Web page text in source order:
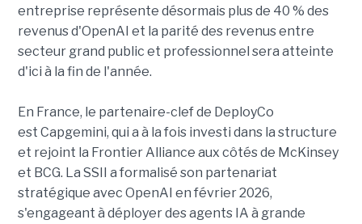
entreprise représente désormais plus de 40 % des
revenus d'OpenAI et la parité des revenus entre
secteur grand public et professionnel sera atteinte
d'ici à la fin de l'année.
En France, le partenaire-clef de DeployCo
est Capgemini, qui a à la fois investi dans la structure
et rejoint la Frontier Alliance aux côtés de McKinsey
et BCG. La SSII a formalisé son partenariat
stratégique avec OpenAI en février 2026,
s'engageant à déployer des agents IA à grande